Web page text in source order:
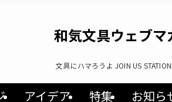
和気文具ウェブマ
文具にハマろうよ JOIN US
アイデア 特集 お知ら